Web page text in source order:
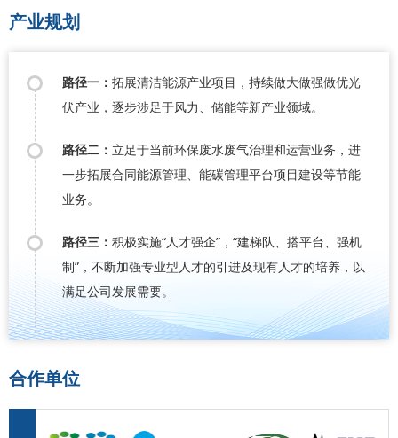
产业规划
路径一： 拓展清洁能源产业项目，持续做大做强做优光
伏产业，逐步涉足于风力、储能等新产业领域。
路径二： 立足于当前环保废水废气治理和运营业务，进
一步拓展合同能源管理、能碳管理平台项目建设等节能
业务。
路径三： 积极实施“人才强企”，“建梯队、搭平台、强机
制”，不断加强专业型人才的引进及现有人才的培养，以
满足公司发展需要。
合作单位